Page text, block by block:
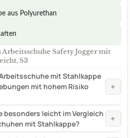
aus Polyurethan
Safety Jogger mit
S3
Arbeitsschuhe mit Stahlkappe
mit hohem Risiko
+
besonders leicht im Vergleich
mit Stahlkappe?
+